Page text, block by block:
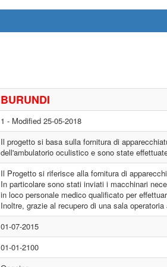
BURUNDI
1 - Modified 25-05-2018
Il progetto si basa sulla fornitura di
dell'ambulatorio oculistico e sono state
Il Progetto si riferisce alla fornitura di
In particolare sono stati inviati i macchinari
in loco personale medico qualificato per
Inoltre, grazie al recupero di una sala
01-07-2015
01-01-2100